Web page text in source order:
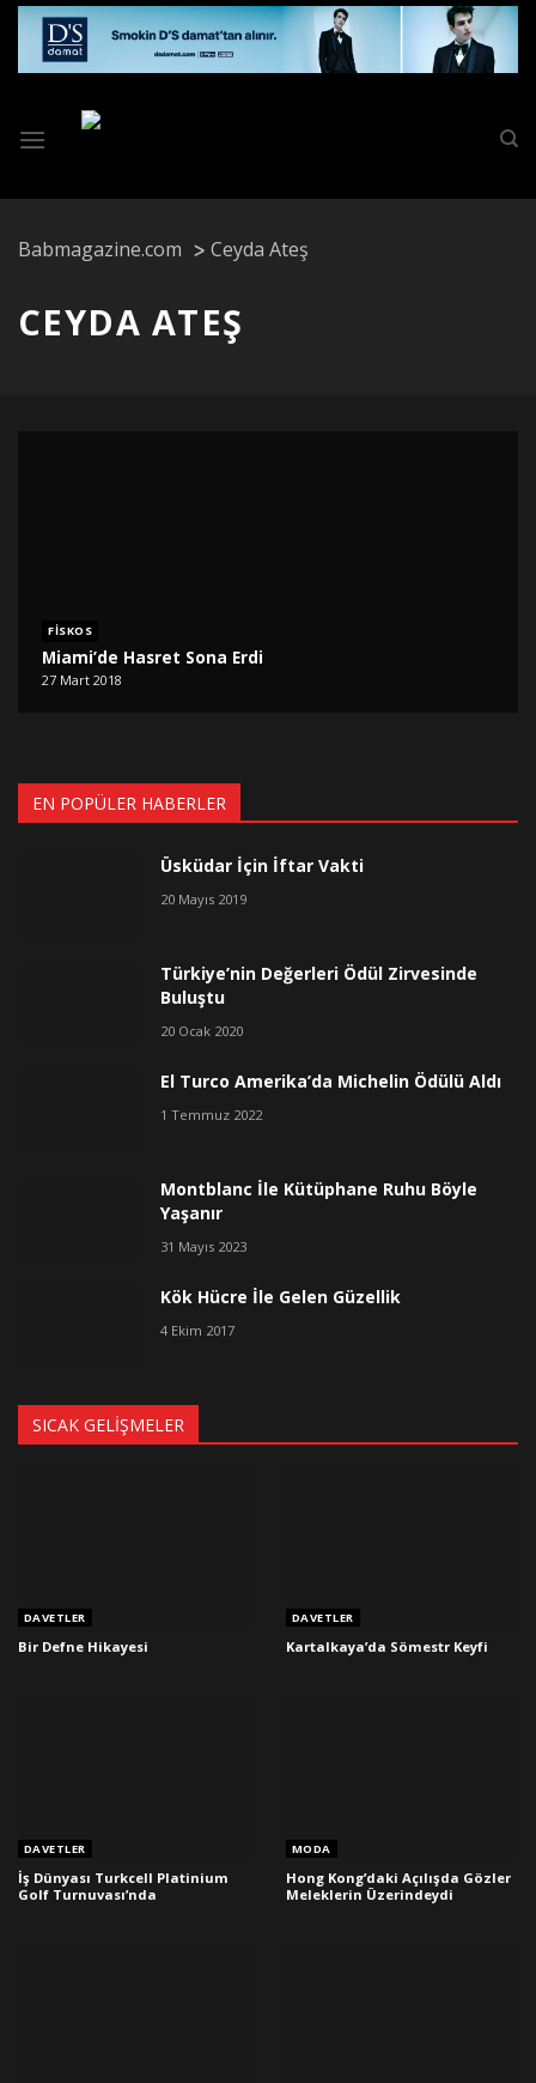
Skip
content
Babmagazine.com Ceyda Ateş
CEYDA ATEŞ
FISKOS
Miami’de Hasret Sona Erdi
27 Mart 2018
EN POPÜLER HABERLER
Üsküdar İçin İftar Vakti
20 Mayıs 2019
Türkiye’nin Değerleri Ödül Zirvesinde
Buluştu
20 Ocak 2020
El Turco Amerika’da Michelin Ödülü Aldı
1 Temmuz 2022
Montblanc İle Kütüphane Ruhu Böyle
Yaşanır
31 Mayıs 2023
Kök Hücre İle Gelen Güzellik
4 Ekim 2017
SICAK GELIŞMELER
DAVETLER
Bir Defne Hikayesi
DAVETLER
Kartalkaya’da Sömestr Keyfi
DAVETLER
İş Dünyası Turkcell Platinium
Golf Turnuvası’nda
MODA
Hong Kong’daki Açılışda Gözler
Meleklerin Üzerindeydi